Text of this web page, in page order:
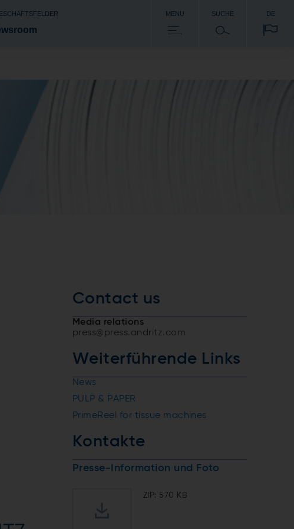
MENU SUCHE DE
Contact us
Media relations
press@press.andritz.com
Weiterführende Links
News
PULP & PAPER
PrimeReel for tissue machines
Kontakte
Presse-Information und Foto
ZIP: 570 KB